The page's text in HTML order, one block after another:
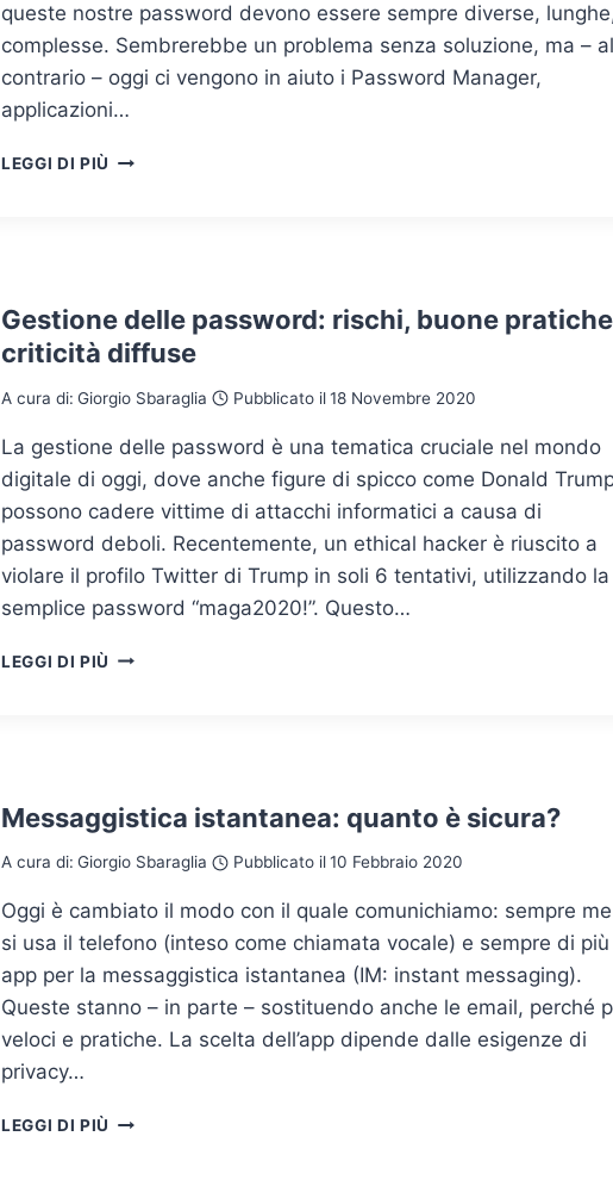
queste nostre password devono essere sempre diverse,
complesse. Sembrerebbe un problema senza soluzione, ma – al
contrario – oggi ci vengono in aiuto i Password Manager,
applicazioni…
LEGGI DI PIÙ GESTIONE
PRINCIPALI
STRUMENTI
DI
MANAGEMENT
Gestione delle password: rischi, buone
criticità diffuse
A cura di: Giorgio Sbaraglia Pubblicato il18 Novembre 2020
La gestione delle password è una tematica cruciale nel mondo
digitale di oggi, dove anche figure di spicco come Donald
possono cadere vittime di attacchi informatici a causa di
password deboli. Recentemente, un ethical hacker è riuscito a
violare il profilo Twitter di Trump in soli 6 tentativi, utilizzando la
semplice password “maga2020!”. Questo…
LEGGI DI PIÙ GESTIONE
CRITICITÀ
DIFFUSE
Messaggistica istantanea: quanto è sicura?
A cura di: Giorgio Sbaraglia Pubblicato il10 Febbraio 2020
Oggi è cambiato il modo con il quale comunichiamo: sempre
si usa il telefono (inteso come chiamata vocale) e sempre di
app per la messaggistica istantanea (IM: instant messaging).
Queste stanno – in parte – sostituendo anche le email, perché
veloci e pratiche. La scelta dell’app dipende dalle esigenze di
privacy…
LEGGI DI PIÙ MESSAGGISTICA